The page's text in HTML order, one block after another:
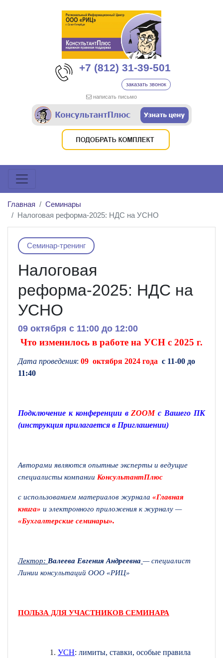
+7 (812) 31-39-501
заказать звонок
написать письмо
Главная
Семинары
Налоговая реформа-2025: НДС на УСНО
Семинар-тренинг
Налоговая
реформа-2025: НДС на
УСНО
09 октября c 11:00 до 12:00
Что изменилось в работе на УСН с 2025 г.
Дата проведения: 09 октября 2024 года с 11-00 до
11:40
Подключение к конференции в ZOOMс Вашего ПК
(инструкция прилагается в Приглашении)
Авторами являются опытные эксперты и ведущие
специалисты компании КонсультантПлюс
с использованием материалов журнала «Главная
книга» и электронного приложения к журналу —
«Бухгалтерские семинары».
Лектор: Валеева Евгения Андреевна — специалист
Линии консультаций ООО «РИЦ»
ПОЛЬЗА ДЛЯ УЧАСТНИКОВ СЕМИНАРА
УСН: лимиты, ставки, особые правила